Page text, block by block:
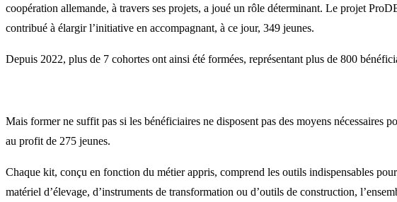
coopération allemande, à travers ses projets, a joué un rôle déterminant. Le projet
contribué à élargir l’initiative en accompagnant, à ce jour, 349 jeunes.
Depuis 2022, plus de 7 cohortes ont ainsi été formées, représentant plus de 800
Mais former ne suffit pas si les bénéficiaires ne disposent pas des moyens nécessaires
au profit de 275 jeunes.
Chaque kit, conçu en fonction du métier appris, comprend les outils indispensables
matériel d’élevage, d’instruments de transformation ou d’outils de construction,